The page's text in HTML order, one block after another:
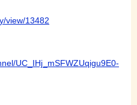
view/13482
UC_IHj_mSFWZUqigu9E0-